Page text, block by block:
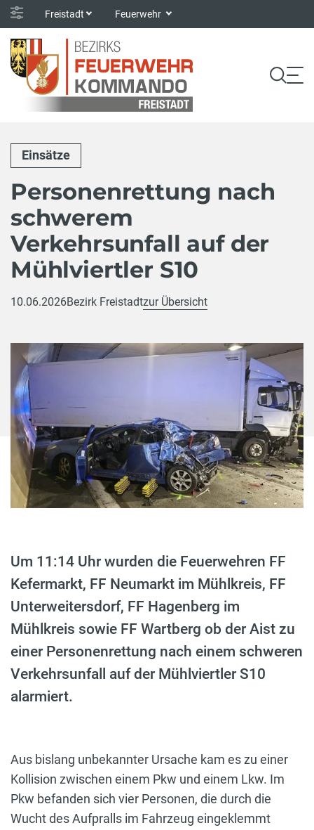
Freistadt Feuerwehr
Einsätze
Personenrettung nach
schwerem
Verkehrsunfall auf der
Mühlviertler S10
10.06.2026Bezirk Freistadtzur Übersicht
Um 11:14 Uhr wurden die Feuerwehren FF
Kefermarkt, FF Neumarkt im Mühlkreis, FF
Unterweitersdorf, FF Hagenberg im
Mühlkreis sowie FF Wartberg ob der Aist zu
einer Personenrettung nach einem schweren
Verkehrsunfall auf der Mühlviertler S10
alarmiert.
Aus bislang unbekannter Ursache kam es zu einer
Kollision zwischen einem Pkw und einem Lkw. Im
Pkw befanden sich vier Personen, die durch die
Wucht des Aufpralls im Fahrzeug eingeklemmt